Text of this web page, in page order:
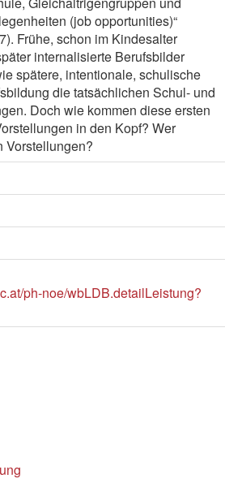
(job opportunities)“
Frühe, schon im Kindesalter
internalisierte Berufsbilder
spätere, intentionale, schulische
die tatsächlichen Schul- und
Doch wie kommen diese ersten
in den Kopf? Wer
Vorstellungen?
ph-noe/wbLDB.detailLeistung?